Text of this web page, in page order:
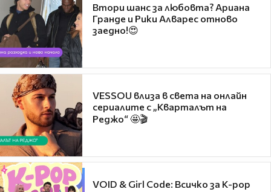
Втори шанс за любовта? Ариана
Гранде и Рики Алварес отново
заедно!😍
VESSOU влиза в света на онлайн
сериалите с „Кварталът на
Реджо“ 🤩🎬
VOID & Girl Code: Всичко за K-pop